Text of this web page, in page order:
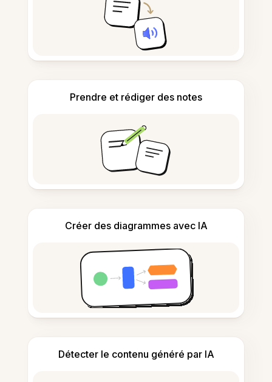
Prendre et rédiger des notes
Créer des diagrammes avec IA
Détecter le contenu généré par IA